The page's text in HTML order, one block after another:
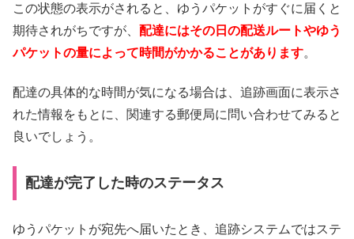
この状態の表示がされると、ゆうパケットがすぐに届くと
期待されがちですが、 配達にはその日の配送ルートやゆう
パケットの量によって時間がかかることがあります。
配達の具体的な時間が気になる場合は、追跡画面に表示さ
れた情報をもとに、関連する郵便局に問い合わせてみると
良いでしょう。
配達が完了した時のステータス
ゆうパケットが宛先へ届いたとき、追跡システムではステ